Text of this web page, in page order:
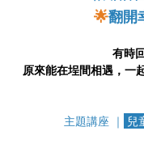
🌟翻開
有時
原來能在埕間相遇，一
主題講座 ｜ 兒